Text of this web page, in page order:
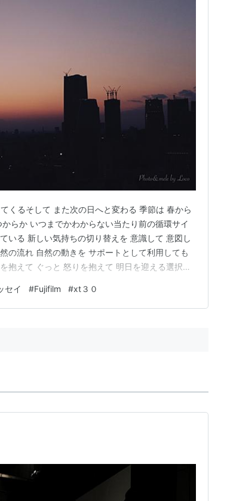
くるそして また次の日へと変わる 季節は 春から
らか いつまでかわからない当たり前の循環サイ
いる 新しい気持ちの切り替えを 意識して 意図し
の流れ 自然の動きを サポートとして利用しても
抱えて ぐっと 怒りを抱えて 明日を迎える選択よ
の中に刻み込まれている 気持ち（こころ）の抵抗
セイ #Fujifilm #xt３０